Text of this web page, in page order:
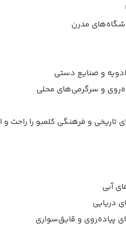
تاریخی و فرهنگی کلمبو را راحت